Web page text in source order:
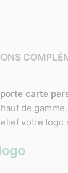
porte carte
de
votre